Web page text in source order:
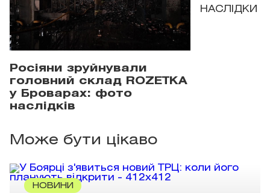
Росіяни зруйнували
головний склад ROZETKA
у Броварах: фото
наслідків
НАСЛІДКИ
Може бути цікаво
НОВИНИ